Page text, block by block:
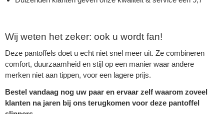
Wij weten het zeker: ook u wordt fan!
Deze pantoffels doet u echt niet snel meer uit. Ze combineren
comfort, duurzaamheid en stijl op een manier waar andere
merken niet aan tippen, voor een lagere prijs.
Bestel vandaag nog uw paar en ervaar zelf waarom zoveel
klanten na jaren bij ons terugkomen voor deze pantoffel